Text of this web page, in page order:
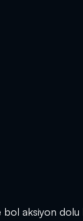
bol aksiyon